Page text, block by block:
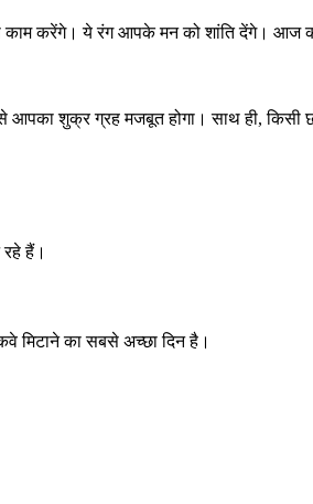
काम करेंगे। ये रंग आपके मन को शांति देंगे। आज
शुक्र ग्रह मजबूत होगा। साथ ही, किसी
हैं।
मिटाने का सबसे अच्छा दिन है।